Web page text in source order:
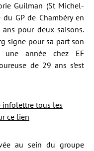
Guilman (St Michel-
GP de Chambéry en
pour deux saisons.
signe pour sa part son
une année chez EF
de 29 ans s’est
infolettre tous les
ce lien
au sein du groupe